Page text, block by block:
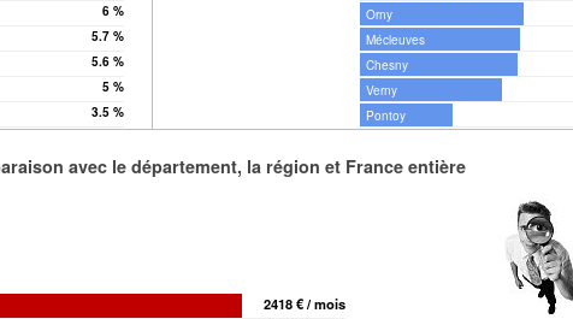
6 %
5.7 %
5.6 %
5 %
3.5 %
Orny
Mécleuves
Chesny
Verny
Pontoy
avec le département, la région et France entière
2418 € / mois